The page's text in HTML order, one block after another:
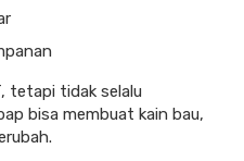
tetapi tidak selalu
bisa membuat kain bau,